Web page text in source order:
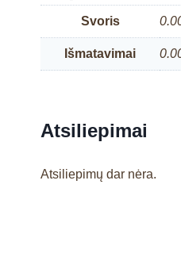
Svoris
Išmatavimai
Atsiliepimai
Atsiliepimų dar nėra.